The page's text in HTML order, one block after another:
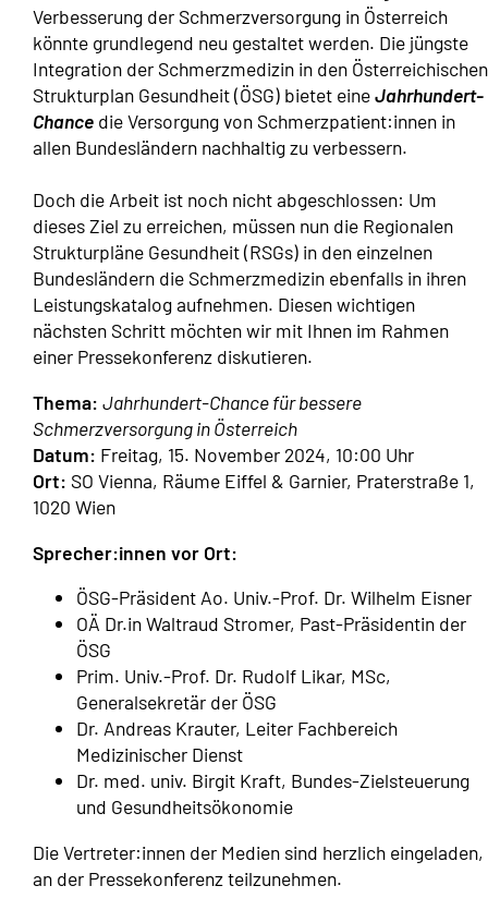
Verbesserung der Schmerzversorgung in Österreich
könnte grundlegend neu gestaltet werden. Die jüngste
Integration der Schmerzmedizin in den Österreichischen
Strukturplan Gesundheit (ÖSG) bietet eineJahrhundert-
Chance die Versorgung von Schmerzpatient:innen in
allen Bundesländern nachhaltig zu verbessern.
Doch die Arbeit ist noch nicht abgeschlossen: Um
dieses Ziel zu erreichen, müssen nun die Regionalen
Strukturpläne Gesundheit (RSGs) in den einzelnen
Bundesländern die Schmerzmedizin ebenfalls in ihren
Leistungskatalog aufnehmen. Diesen wichtigen
nächsten Schritt möchten wir mit Ihnen im Rahmen
einer Pressekonferenz diskutieren.
Thema: Jahrhundert-Chance für bessere
Schmerzversorgung in Österreich
Datum: Freitag, 15. November 2024, 10:00 Uhr
Ort: SO Vienna, Räume Eiffel & Garnier, Praterstraße 1,
1020 Wien
Sprecher:innen vor Ort:
ÖSG-Präsident Ao. Univ.-Prof. Dr. Wilhelm Eisner
OÄ Dr.in Waltraud Stromer, Past-Präsidentin der
ÖSG
Prim. Univ.-Prof. Dr. Rudolf Likar, MSc,
Generalsekretär der ÖSG
Dr. Andreas Krauter, Leiter Fachbereich
Medizinischer Dienst
Dr. med. univ. Birgit Kraft, Bundes-Zielsteuerung
und Gesundheitsökonomie
Die Vertreter:innen der Medien sind herzlich eingeladen,
an der Pressekonferenz teilzunehmen.